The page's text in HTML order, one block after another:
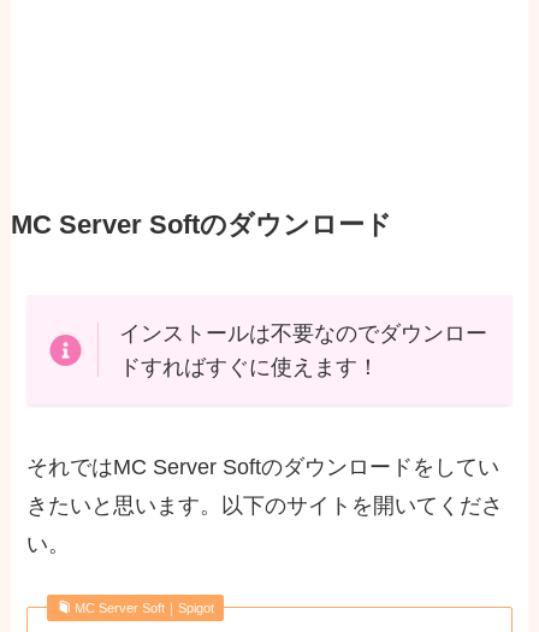
MC Server Softのダウンロード
インストールは不要なのでダウンロー
ドすればすぐに使えます！
それではMC Server Softのダウンロードをしてい
きたいと思います。以下のサイトを開いてくださ
い。
MC Server Soft｜Spigot